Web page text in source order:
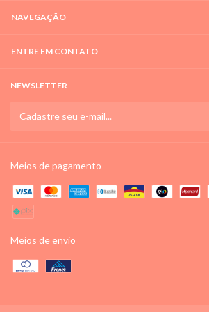
NAVEGAÇÃO
ENTRE EM CONTATO
NEWSLETTER
Meios de pagamento
Meios de envio